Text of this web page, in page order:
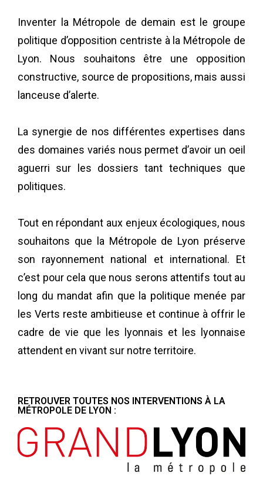
Inventer la Métropole de demain est le groupe
politique d’opposition centriste à la Métropole de
Lyon. Nous souhaitons être une opposition
constructive, source de propositions, mais aussi
lanceuse d’alerte.
La synergie de nos différentes expertises dans
des domaines variés nous permet d’avoir un oeil
aguerri sur les dossiers tant techniques que
politiques.
Tout en répondant aux enjeux écologiques, nous
souhaitons que la Métropole de Lyon préserve
son rayonnement national et international. Et
c’est pour cela que nous serons attentifs tout au
long du mandat afin que la politique menée par
les Verts reste ambitieuse et continue à offrir le
cadre de vie que les lyonnais et les lyonnaise
attendent en vivant sur notre territoire.
RETROUVER TOUTES NOS INTERVENTIONS À LA
MÉTROPOLE DE LYON :